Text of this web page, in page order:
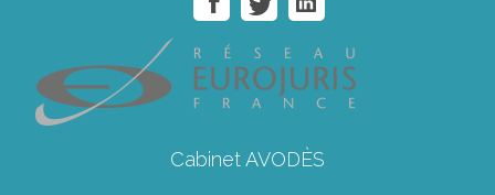
Cabinet AVODÈS